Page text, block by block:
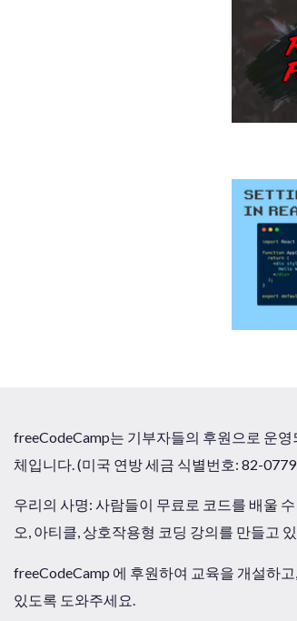
freeCodeCamp는 기부자들의 후원으로 운
체입니다. (미국 연방 세금 식별번호: 82-
우리의 사명: 사람들이 무료로 코드를 배울
오, 아티클, 상호작용형 코딩 강의를 만들고
freeCodeCamp 에 후원하여 교육을 개설하
있도록 도와주세요.